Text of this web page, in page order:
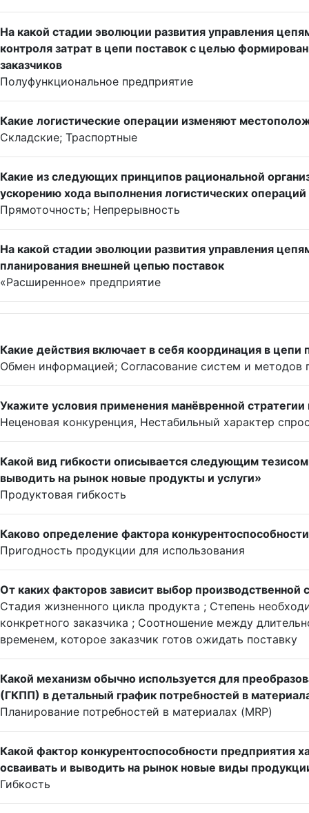
На какой стадии эволюции развития управления
контроля затрат в цепи поставок с целью
заказчиков
Полуфункциональное предприятие
Какие логистические операции изменяют
Складские; Траспортные
Какие из следующих принципов рациональной
ускорению хода выполнения логистических операций
Прямоточность; Непрерывность
На какой стадии эволюции развития управления
планирования внешней цепью поставок
«Расширенное» предприятие
Какие действия включает в себя координация в
Обмен информацией; Согласование систем и методов
Укажите условия применения манёвренной стратегии
Неценовая конкуренция, Нестабильный характер
Какой вид гибкости описывается следующим
выводить на рынок новые продукты и услуги»
Продуктовая гибкость
Каково определение фактора
Пригодность продукции для использования
От каких факторов зависит выбор производственной
Стадия жизненного цикла продукта ; Степень
конкретного заказчика ; Соотношение между
временем, которое заказчик готов ожидать поставку
Какой механизм обычно используется для
(ГКПП) в детальный график потребностей в
Планирование потребностей в материалах (MRP)
Какой фактор конкурентоспособности предприятия
осваивать и выводить на рынок новые виды
Гибкость